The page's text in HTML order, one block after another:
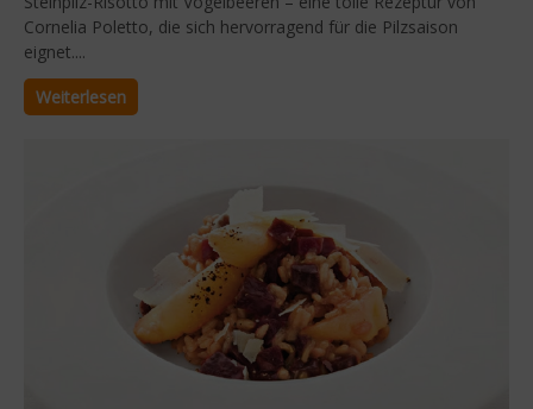
Cornelia Poletto, die sich hervorragend für die Pilzsaison
eignet....
Weiterlesen